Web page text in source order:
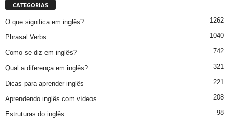
CATEGORIAS
O que significa em inglês? 1262
Phrasal Verbs 1040
Como se diz em inglês? 742
Qual a diferença em inglês? 321
Dicas para aprender inglês 221
Aprendendo inglês com vídeos 208
Estruturas do inglês 98